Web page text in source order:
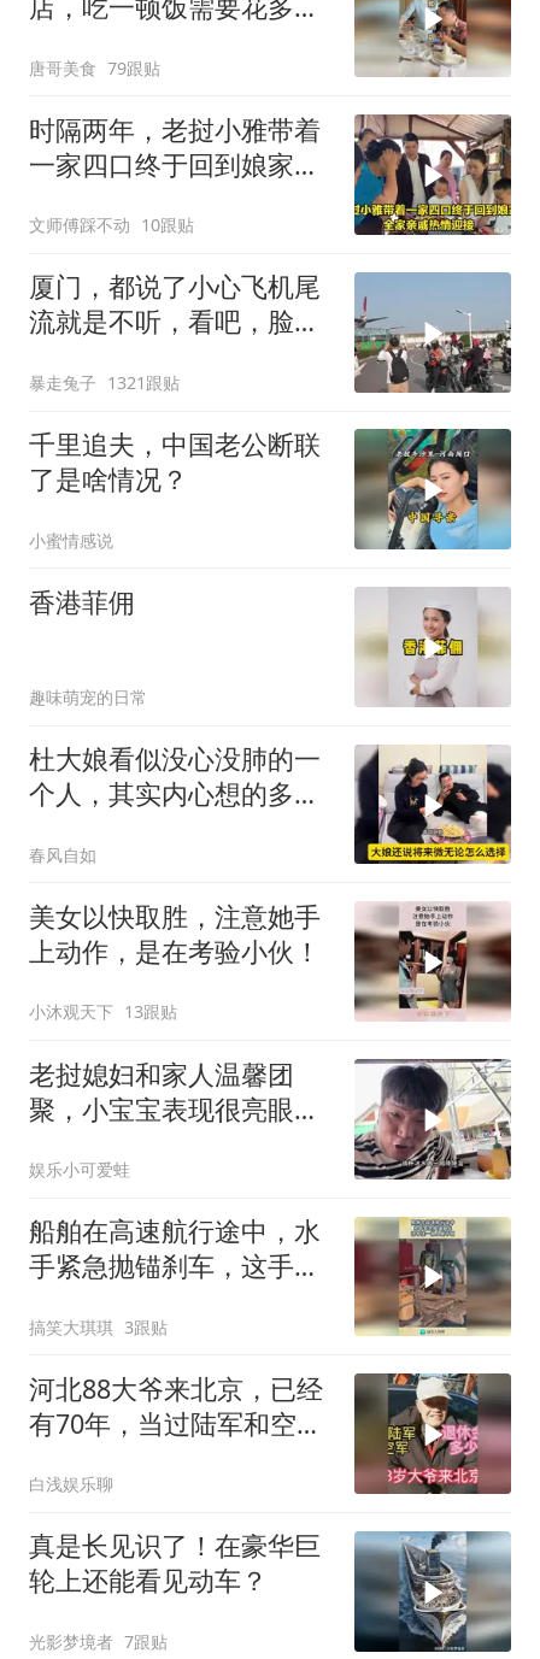
唐哥美食 79跟贴
时隔两年，老挝小雅带着
一家四口终于回到娘家，
文师傅踩不动 10跟贴
厦门，都说了小心飞机尾
流就是不听，看吧，脸都
暴走兔子 1321跟贴
千里追夫，中国老公断联
了是啥情况？
小蜜情感说
香港菲佣
趣味萌宠的日常
杜大娘看似没心没肺的一
个人，其实内心想的多，
春风自如
美女以快取胜，注意她手
上动作，是在考验小伙！
小沐观天下 13跟贴
老挝媳妇和家人温馨团
聚，小宝宝表现很亮眼，
娱乐小可爱蛙
船舶在高速航行途中，水
手紧急抛锚刹车，这手法
搞笑大琪琪 3跟贴
河北88大爷来北京，已经
有70年，当过陆军和空
白浅娱乐聊
真是长见识了！在豪华巨
轮上还能看见动车？
光影梦境者 7跟贴